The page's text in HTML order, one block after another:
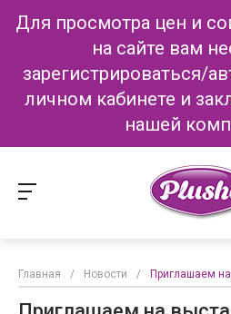
Для просмотра цен и
на сайте вам
зарегистрироваться/
личном кабинете и
нашей
Главная / Новости / Приглашаем